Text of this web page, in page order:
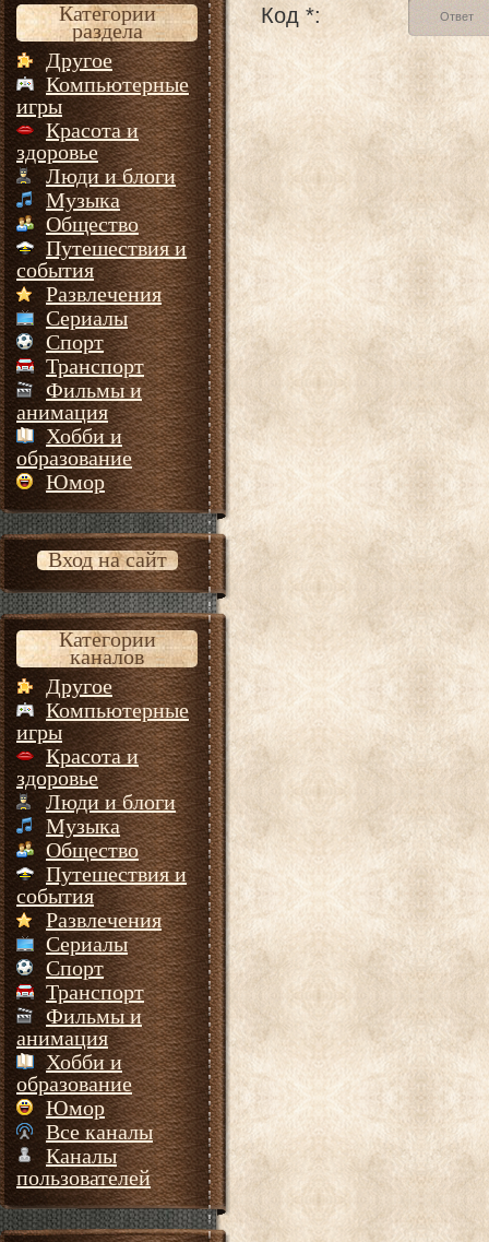
Категории
раздела
Другое
Компьютерные
игры
Красота и
здоровье
Люди и блоги
Музыка
Общество
Путешествия и
события
Развлечения
Сериалы
Спорт
Транспорт
Фильмы и
анимация
Хобби и
образование
Юмор
Вход на сайт
Категории
каналов
Другое
Компьютерные
игры
Красота и
здоровье
Люди и блоги
Музыка
Общество
Путешествия и
события
Развлечения
Сериалы
Спорт
Транспорт
Фильмы и
анимация
Хобби и
образование
Юмор
Все каналы
Каналы
пользователей
Код *: